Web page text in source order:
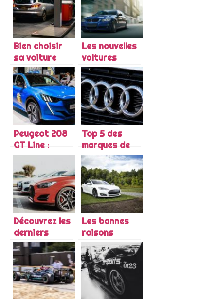
Bien choisir
sa voiture
écologique
Les nouvelles
voitures
sorties en
2021
Peugeot 208
GT Line :
essai de la
nouvelle
egerie de la
marque au
lion
Top 5 des
marques de
voitures les
plus celebres
du marche
Découvrez les
derniers
modèles de
chez Hyundai
Les bonnes
raisons
d’acheter une
voiture
d’occasion